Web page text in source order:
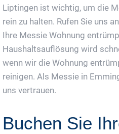
Liptingen ist wichtig, um die
rein zu halten. Rufen Sie uns
Ihre Messie Wohnung
Haushaltsauflösung wird
wenn wir die Wohnung
reinigen. Als Messie in
uns vertrauen.
Buchen Sie